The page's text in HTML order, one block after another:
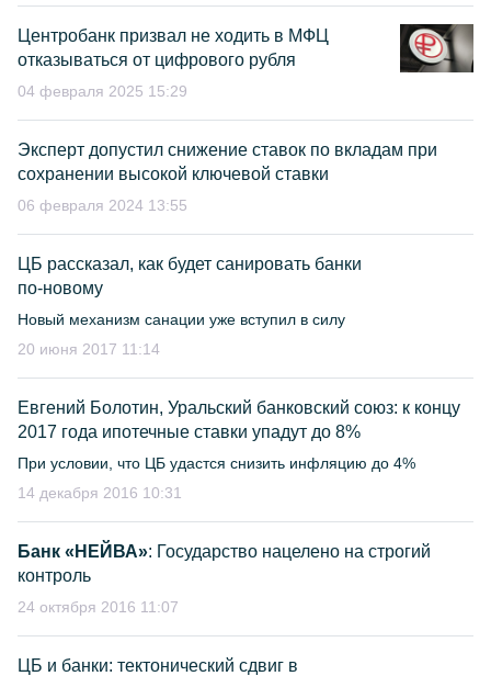
Центробанк призвал не ходить в МФЦ
отказываться от цифрового рубля
04 февраля 2025 15:29
Эксперт допустил снижение ставок по вкладам при
сохранении высокой ключевой ставки
06 февраля 2024 13:55
ЦБ рассказал, как будет санировать банки
по-новому
Новый механизм санации уже вступил в силу
20 июня 2017 11:14
Евгений Болотин, Уральский банковский союз: к концу
2017 года ипотечные ставки упадут до 8%
При условии, что ЦБ удастся снизить инфляцию до 4%
14 декабря 2016 10:31
Банк «НЕЙВА»: Государство нацелено на строгий
контроль
24 октября 2016 11:07
ЦБ и банки: тектонический сдвиг в